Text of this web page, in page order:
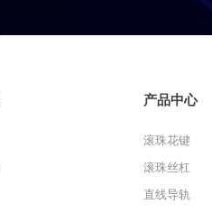
产品中心
滚珠花键
滚珠丝杠
直线导轨